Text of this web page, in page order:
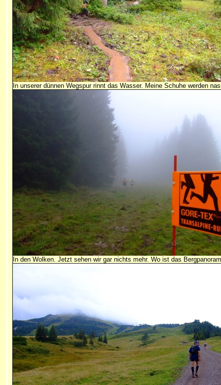
In unserer dünnen Wegspur rinnt das Wasser. Meine Schuhe werden
In den Wolken. Jetzt sehen wir gar nichts mehr. Wo ist das